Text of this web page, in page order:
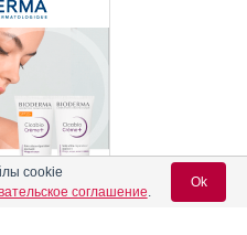
cookie
соглашение.
Ok